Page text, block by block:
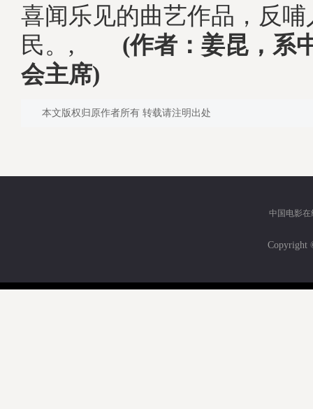
喜闻乐见的曲艺作品，反
民。, (作者：姜昆，系
会主席)
本文版权归原作者所有 转载请注明出处
中国电影在
Copyright